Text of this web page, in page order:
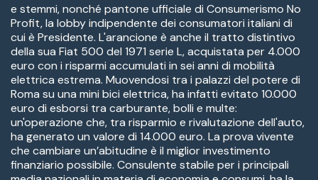
e stemmi, nonché pantone ufficiale di Consumerismo No
Profit, la lobby indipendente dei consumatori italiani di
cui è Presidente. L'arancione è anche il tratto distintivo
della sua Fiat 500 del 1971 serie L, acquistata per 4.000
euro con i risparmi accumulati in sei anni di mobilità
elettrica estrema. Muovendosi tra i palazzi del potere di
Roma su una mini bici elettrica, ha infatti evitato 10.000
euro di esborsi tra carburante, bolli e multe:
un'operazione che, tra risparmio e rivalutazione dell'auto,
ha generato un valore di 14.000 euro. La prova vivente
che cambiare un’abitudine è il miglior investimento
finanziario possibile. Consulente stabile per i principali